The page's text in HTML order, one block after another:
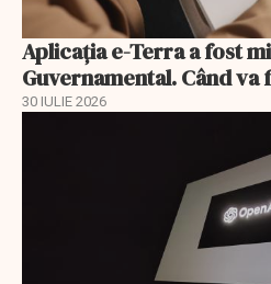
Aplicația e-Terra a fost
Guvernamental. Când
30 IULIE 2026